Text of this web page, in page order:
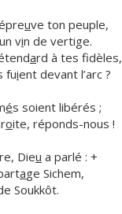
uve ton peuple,
vin de vertige.
ard à tes fidèles,
fuient devant l’arc ?
és soient libérés ;
oite, réponds-nous !
Dieu a parlé : +
age Sichem,
Soukkôt.